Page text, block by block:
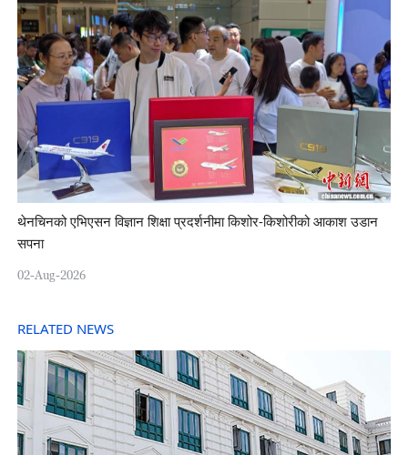
थेनचिनको एभिएसन विज्ञान शिक्षा प्रदर्शनीमा किशोर-किशोरीको आकाश उडान
सपना
02-Aug-2026
RELATED NEWS